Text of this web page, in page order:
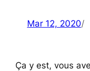
Mar 12, 2020/
Ça y est, vous